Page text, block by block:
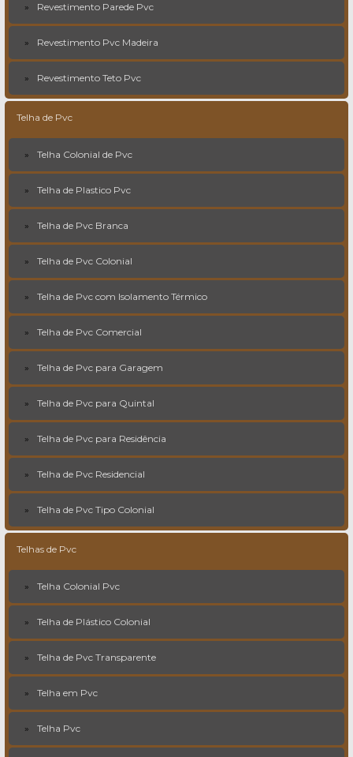
Revestimento Parede Pvc
Revestimento Pvc Madeira
Revestimento Teto Pvc
Telha de Pvc
Telha Colonial de Pvc
Telha de Plastico Pvc
Telha de Pvc Branca
Telha de Pvc Colonial
Telha de Pvc com Isolamento Térmico
Telha de Pvc Comercial
Telha de Pvc para Garagem
Telha de Pvc para Quintal
Telha de Pvc para Residência
Telha de Pvc Residencial
Telha de Pvc Tipo Colonial
Telhas de Pvc
Telha Colonial Pvc
Telha de Plástico Colonial
Telha de Pvc Transparente
Telha em Pvc
Telha Pvc